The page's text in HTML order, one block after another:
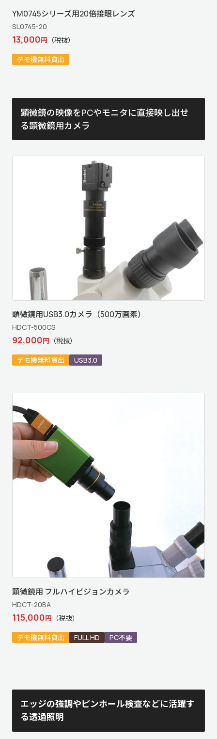
YM0745シリーズ用20倍接眼レンズ
SL0745-20
13,000円 （税抜）
デモ機無料貸出
顕微鏡の映像をPCやモニタに直接映し出せ
る顕微鏡用カメラ
顕微鏡用USB3.0カメラ（500万画素）
HDCT-500CS
92,000円 （税抜）
デモ機無料貸出 USB3.0
顕微鏡用 フルハイビジョンカメラ
HDCT-20BA
115,000円 （税抜）
デモ機無料貸出 FULL HD PC不要
エッジの強調やピンホール検査などに活躍す
る透過照明